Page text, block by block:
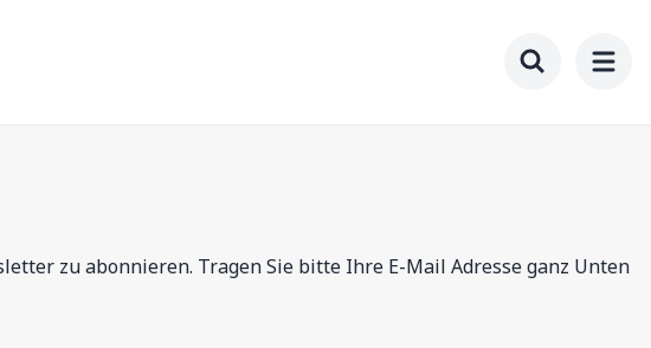
zu abonnieren. Tragen Sie bitte Ihre E-Mail Adresse ganz Unten